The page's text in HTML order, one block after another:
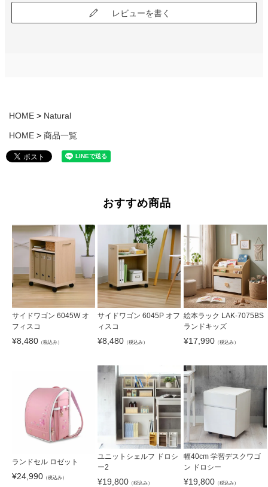
レビューを書く
HOME Natural
HOME 商品一覧
おすすめ商品
サイドワゴン 6045W オ
フィスコ
¥8,480 （税込み）
サイドワゴン 6045P オフ
ィスコ
¥8,480 （税込み）
絵本ラック LAK-7075BS
ランドキッズ
¥17,990（税込み）
ランドセル ロゼット
¥24,990 （税込み）
ユニットシェルフ ドロシ
ー2
¥19,800 （税込み）
幅40cm 学習デスクワゴ
ン ドロシー
¥19,800（税込み）